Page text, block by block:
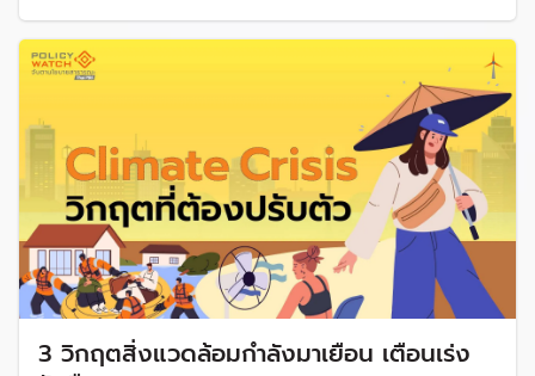
3 วิกฤตสิ่งแวดล้อมกำลังมาเยือน เตือนเร่ง